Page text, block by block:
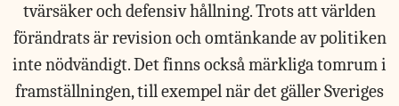
tvärsäker och defensiv hållning. Trots att världen
förändrats är revision och omtänkande av politiken
inte nödvändigt. Det finns också märkliga tomrum i
framställningen, till exempel när det gäller Sveriges